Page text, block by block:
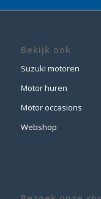
Bekijk ook
Suzuki motoren
Motor huren
Motor occasions
Webshop